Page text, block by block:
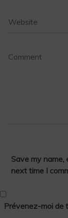
Save my
next time I
Prévenez-moi de